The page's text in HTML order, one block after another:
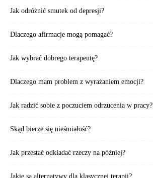
Jak odróżnić smutek od depresji?
Dlaczego afirmacje mogą pomagać?
Jak wybrać dobrego terapeutę?
Dlaczego mam problem z wyrażaniem emocji?
Jak radzić sobie z poczuciem odrzucenia w pracy?
Skąd bierze się nieśmiałość?
Jak przestać odkładać rzeczy na później?
Jakie są alternatywy dla klasycznej terapii?